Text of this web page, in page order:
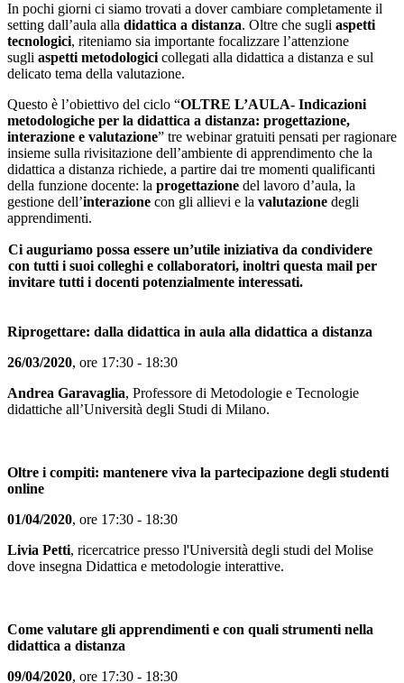
In pochi giorni ci siamo trovati a dover cambiare completamente il
setting dall’aula alla didattica a distanza. Oltre che sugli aspetti
tecnologici, riteniamo sia importante focalizzare l’attenzione
sugli aspetti metodologici collegati alla didattica a distanza e sul
delicato tema della valutazione.
Questo è l’obiettivo del ciclo “OLTRE L’AULA- Indicazioni
metodologiche per la didattica a distanza: progettazione,
interazione e valutazione” tre webinar gratuiti pensati per ragionare
insieme sulla rivisitazione dell’ambiente di apprendimento che la
didattica a distanza richiede, a partire dai tre momenti qualificanti
della funzione docente: la progettazione del lavoro d’aula, la
gestione dell’interazione con gli allievi e la valutazione degli
apprendimenti.
Ci auguriamo possa essere un’utile iniziativa da condividere
con tutti i suoi colleghi e collaboratori, inoltri questa mail per
invitare tutti i docenti potenzialmente interessati.
Riprogettare: dalla didattica in aula alla didattica a distanza
26/03/2020, ore 17:30 - 18:30
Andrea Garavaglia, Professore di Metodologie e Tecnologie
didattiche all’Università degli Studi di Milano.
Oltre i compiti: mantenere viva la partecipazione degli studenti
online
01/04/2020, ore 17:30 - 18:30
Livia Petti, ricercatrice presso l'Università degli studi del Molise
dove insegna Didattica e metodologie interattive.
Come valutare gli apprendimenti e con quali strumenti nella
didattica a distanza
09/04/2020, ore 17:30 - 18:30